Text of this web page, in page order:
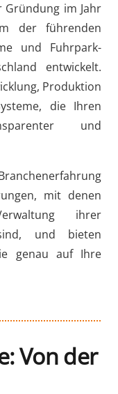
Gründung im Jahr
der führenden
und Fuhrpark-
entwickelt.
Produktion
die Ihren
und
mit denen
ihrer
und bieten
genau auf Ihre
Von der